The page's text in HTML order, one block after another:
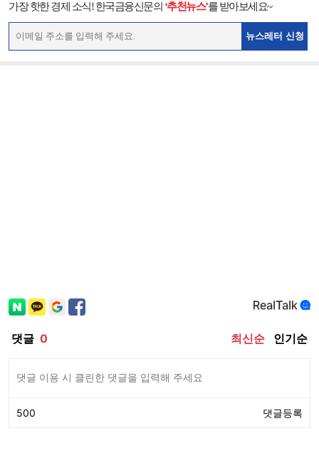
가장 핫한 경제 소식! 한국금융신문의 ‘추천뉴스’를 받아보세요~
뉴스레터 신청